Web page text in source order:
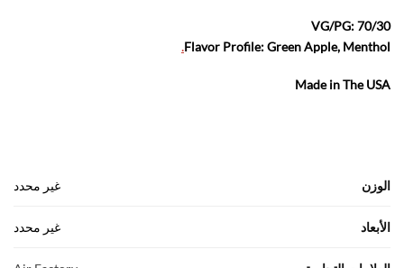
VG/PG: 70/30
Flavor Profile: Green Apple, Menthol
.
Made in The USA
الوزن غير محدد
الأبعاد غير محدد